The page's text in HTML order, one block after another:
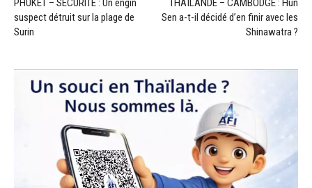
PHUKET – SÉCURITÉ : Un engin
suspect détruit sur la plage de
Surin
THAÏLANDE – CAMBODGE : Hun
Sen a-t-il décidé d’en finir avec les
Shinawatra ?